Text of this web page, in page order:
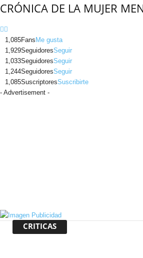
CRÓNICA DE LA MUJER
1,085Fans Me gusta
1,929SeguidoresSeguir
1,033SeguidoresSeguir
1,244SeguidoresSeguir
1,085SuscriptoresSuscribirte
- Advertisement -
CRITICAS